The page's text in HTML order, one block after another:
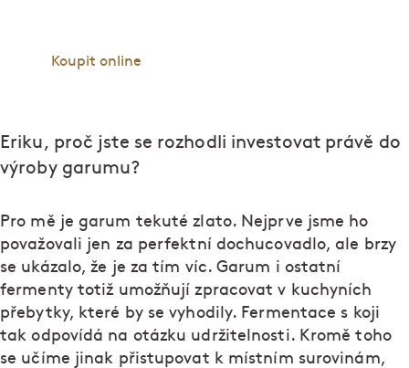
Koupit online
Eriku, proč jste se rozhodli investovat právě do
výroby garumu?
Pro mě je garum tekuté zlato. Nejprve jsme ho
považovali jen za perfektní dochucovadlo, ale brzy
se ukázalo, že je za tím víc. Garum i ostatní
fermenty totiž umožňují zpracovat v kuchyních
přebytky, které by se vyhodily. Fermentace s koji
tak odpovídá na otázku udržitelnosti. Kromě toho
se učíme jinak přistupovat k místním surovinám,